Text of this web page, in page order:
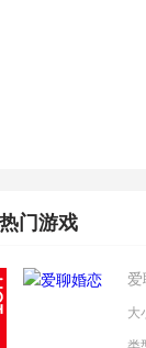
热门游戏
大